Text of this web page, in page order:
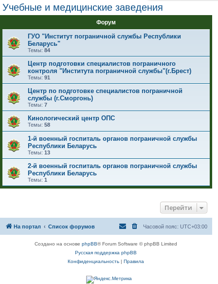
Учебные и медицинские заведения
Форум
ГУО "Институт пограничной службы Республики
Беларусь"
Темы: 84
Центр подготовки специалистов пограничного
контроля "Института пограничной службы"(г.Брест)
Темы: 91
Центр по подготовке специалистов пограничной
службы (г.Сморгонь)
Темы: 7
Кинологический центр ОПС
Темы: 58
1-й военный госпиталь органов пограничной службы
Республики Беларусь
Темы: 13
2-й военный госпиталь органов пограничной службы
Республики Беларусь
Темы: 1
Перейти
На портал Список форумов Часовой пояс: UTC+03:00
Создано на основеphpBB® Forum Software © phpBB Limited
Русская поддержка phpBB
Конфиденциальность
Правила